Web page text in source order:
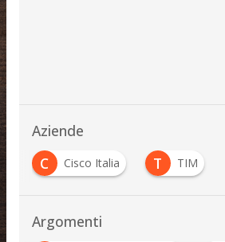
Aziende
C
Cisco Italia T
TIM
Argomenti